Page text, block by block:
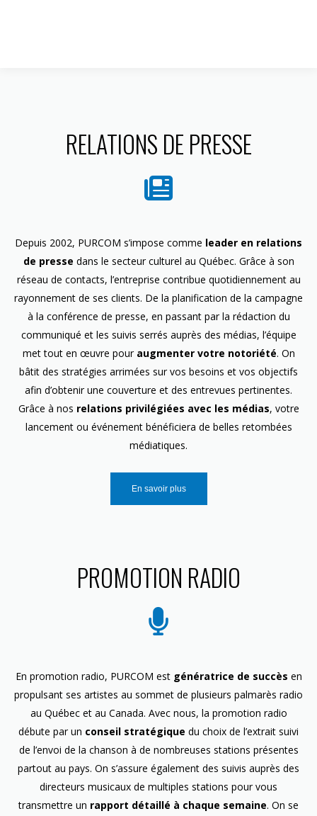
RELATIONS DE PRESSE
Depuis 2002, PURCOM s’impose comme leader en relations
de presse dans le secteur culturel au Québec. Grâce à son
réseau de contacts, l’entreprise contribue quotidiennement au
rayonnement de ses clients. De la planification de la campagne
à la conférence de presse, en passant par la rédaction du
communiqué et les suivis serrés auprès des médias, l’équipe
met tout en œuvre pour augmenter votre notoriété. On
bâtit des stratégies arrimées sur vos besoins et vos objectifs
afin d’obtenir une couverture et des entrevues pertinentes.
Grâce à nos relations privilégiées avec les médias, votre
lancement ou événement bénéficiera de belles retombées
médiatiques.
En savoir plus
PROMOTION RADIO
En promotion radio, PURCOM est génératrice de succès en
propulsant ses artistes au sommet de plusieurs palmarès radio
au Québec et au Canada. Avec nous, la promotion radio
débute par un conseil stratégique du choix de l’extrait suivi
de l’envoi de la chanson à de nombreuses stations présentes
partout au pays. On s’assure également des suivis auprès des
directeurs musicaux de multiples stations pour vous
transmettre un rapport détaillé à chaque semaine. On se